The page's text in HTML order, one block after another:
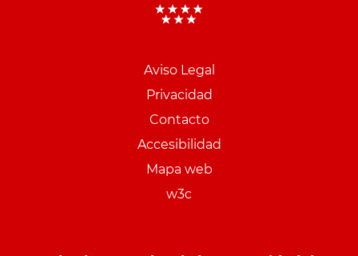
Aviso Legal
Privacidad
Contacto
Accesibilidad
Mapa web
w3c